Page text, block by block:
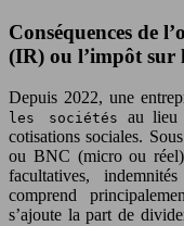
Conséquences de
(IR) ou l’impôt sur
Depuis 2022, une
les sociétés
au lieu
cotisations sociales.
ou BNC (micro ou
facultatives,
comprend
s’ajoute la part de